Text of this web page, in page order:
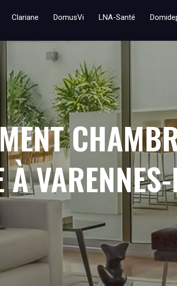
Clariane DomusVi LNA-Santé